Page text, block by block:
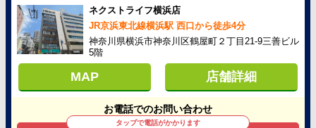
ネクストライフ横浜店
JR京浜東北線横浜駅 西口から徒歩4分
神奈川県横浜市神奈川区鶴屋町２丁目21-9三善ビル
5階
MAP 店舗詳細
お電話でのお問い合わせ
タップで電話がかかります